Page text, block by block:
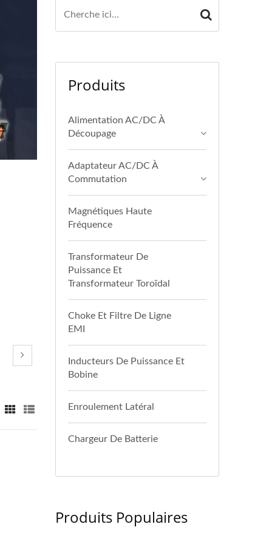
Produits
Alimentation AC/DC À
Découpage
Adaptateur AC/DC À
Commutation
Magnétiques Haute
Fréquence
Transformateur De
Puissance Et
Transformateur Toroïdal
Choke Et Filtre De Ligne
EMI
Inducteurs De Puissance Et
Bobine
Enroulement Latéral
Chargeur De Batterie
Produits Populaires